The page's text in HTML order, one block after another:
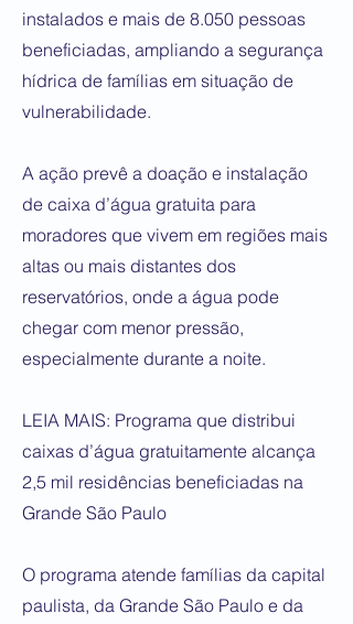
instalados e mais de 8.050 pessoas
beneficiadas, ampliando a segurança
hídrica de famílias em situação de
vulnerabilidade.
A ação prevê a doação e instalação
de caixa d’água gratuita para
moradores que vivem em regiões mais
altas ou mais distantes dos
reservatórios, onde a água pode
chegar com menor pressão,
especialmente durante a noite.
LEIA MAIS: Programa que distribui
caixas d’água gratuitamente alcança
2,5 mil residências beneficiadas na
Grande São Paulo
O programa atende famílias da capital
paulista, da Grande São Paulo e da